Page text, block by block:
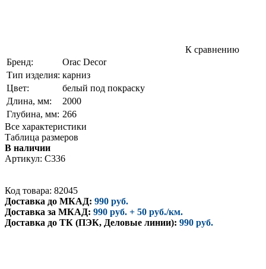
К сравнению
Бренд:
Orac Decor
Тип изделия: карниз
Цвет:
белый под покраску
Длина, мм:
2000
Глубина, мм: 266
Все характеристики
Таблица размеров
В наличии
Артикул: C336
Код товара: 82045
Доставка до МКАД: 990 руб.
Доставка за МКАД: 990 руб. + 50 руб./км.
Доставка до ТК (ПЭК, Деловые линии): 990 руб.